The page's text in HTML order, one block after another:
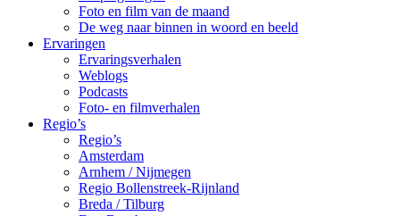
Foto en film van de maand
De weg naar binnen in woord en beeld
Ervaringen
Ervaringsverhalen
Weblogs
Podcasts
Foto- en filmverhalen
Regio’s
Regio’s
Amsterdam
Arnhem / Nijmegen
Regio Bollenstreek-Rijnland
Breda / Tilburg